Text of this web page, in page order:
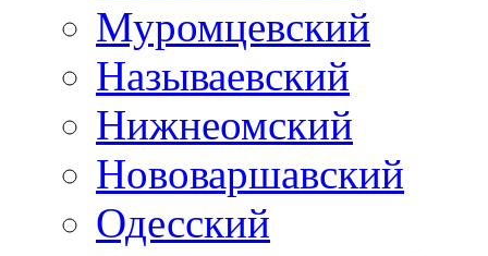
Муромцевский
Называевский
Нижнеомский
Нововаршавский
Одесский